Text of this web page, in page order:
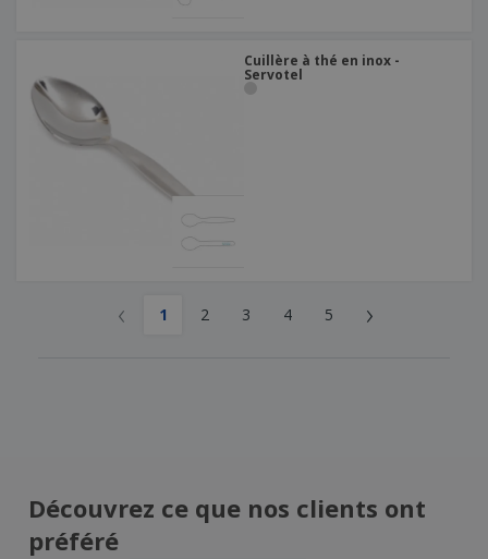
Cuillère à thé en inox -
Servotel
‹ 1 2 3 4 5 ›
Découvrez ce que nos clients ont
préféré